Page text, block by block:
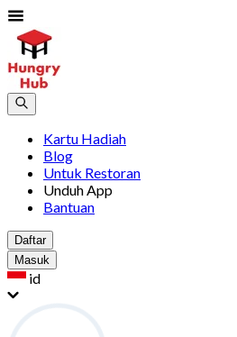
Kartu Hadiah
Blog
Untuk Restoran
Unduh App
Bantuan
Daftar
Masuk
id